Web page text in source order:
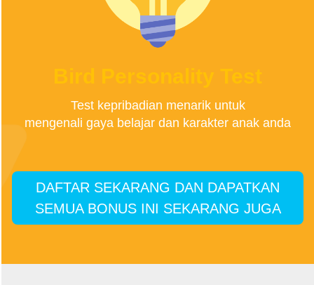
Bird Personality Test
Test kepribadian menarik untuk
mengenali gaya belajar dan karakter anak anda
DAFTAR SEKARANG DAN DAPATKAN
SEMUA BONUS INI SEKARANG JUGA